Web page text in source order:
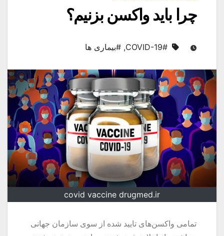
چرا باید واکسن بزنیم؟
#COVID-19
, #بیماری ها
covid vaccine drugmed.ir
تمامی واکسن‌های تایید شده از سوی سازمان جهانی